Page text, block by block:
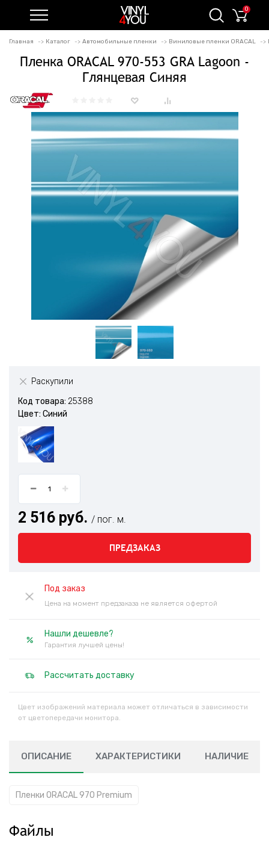
0
Главная Каталог Автомобильные пленки Виниловые пленки ORACAL
Пленка ORACAL 970-553 GRA Lagoon -
Глянцевая Синяя
Раскупили
Код товара: 25388
Цвет: Синий
2 516 руб. / пог. м.
ПРЕДЗАКАЗ
Под заказ
Цена на момент предзаказа не является офертой
Нашли дешевле?
Гарантия лучшей цены!
Рассчитать доставку
Цвет изображений материала может отличаться в зависимости
от цветопередачи монитора.
ОПИСАНИЕ ХАРАКТЕРИСТИКИ НАЛИЧИЕ
Пленки ORACAL 970 Premium
Файлы